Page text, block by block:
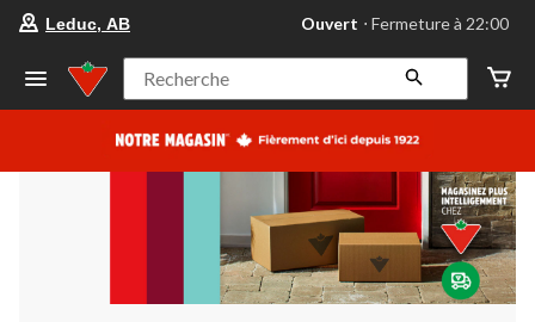
votre
préféré
Leduc,
AB,
courament
Fermeture
à
22:00
cliquer
pour
changer
Leduc, AB Ouvert ⋅ Fermeture à 22:00
Recherche